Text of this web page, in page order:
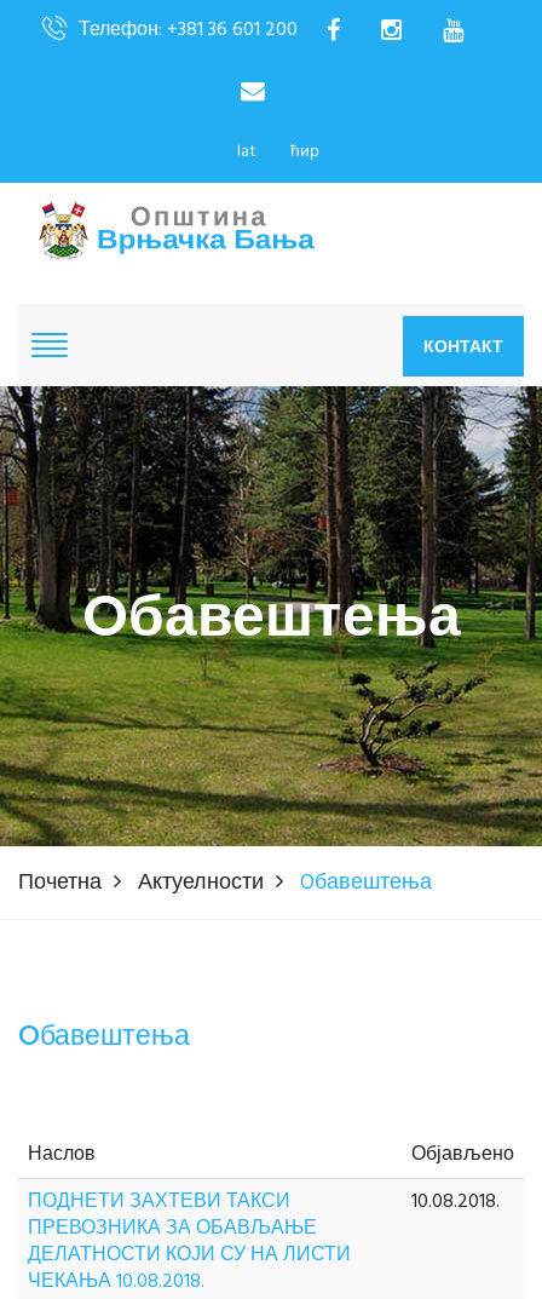
Телефон: +381 36 601 200
lat ћир
КОНТАКТ
Oбавештења
Почетна Актуелности Oбавештења
Oбавештења
Наслов
Објављено
ПОДНЕТИ ЗАХТЕВИ ТАКСИ
ПРЕВОЗНИКА ЗА ОБАВЉАЊЕ
ДЕЛАТНОСТИ КОЈИ СУ НА ЛИСТИ
ЧЕКАЊА 10.08.2018.
10.08.2018.